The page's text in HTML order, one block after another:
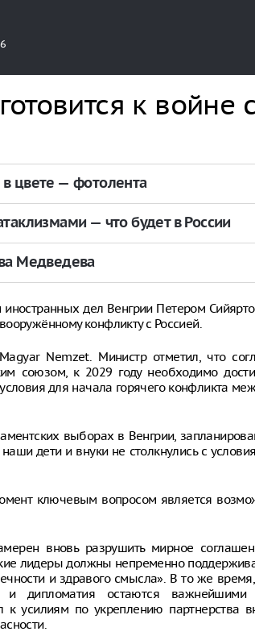
к войне
цвете — фотолента
— что будет в России
Медведева
дел Венгрии Петером
конфликту с Россией.
Nemzet. Министр отметил, что
союзом, к 2029 году необходимо
для начала горячего конфликта
выборах в Венгрии,
дети и внуки не столкнулись с
ключевым вопросом является
вновь разрушить мирное
лидеры должны непременно
и здравого смысла». В то же
и дипломатия остаются важнейшими
к усилиям по укреплению партнерства